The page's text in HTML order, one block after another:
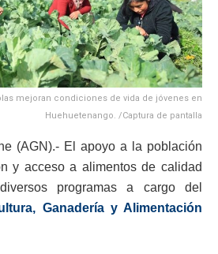
mejoran condiciones de vida de jóvenes en
Huehuetenango. /Captura de pantalla
(AGN).- El apoyo a la población
y acceso a alimentos de calidad
programas a cargo del
Ganadería y Alimentación